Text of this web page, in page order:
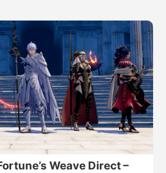
Weave Direct –